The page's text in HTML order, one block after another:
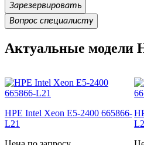
Зарезервировать
Вопрос специалисту
Актуальные модели
HPE Intel Xeon E5-2400 665866-
L21